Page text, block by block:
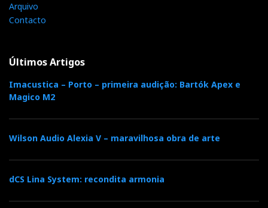
Arquivo
Contacto
Últimos Artigos
Imacustica – Porto – primeira audição: Bartók Apex e
Magico M2
Wilson Audio Alexia V – maravilhosa obra de arte
dCS Lina System: recondita armonia